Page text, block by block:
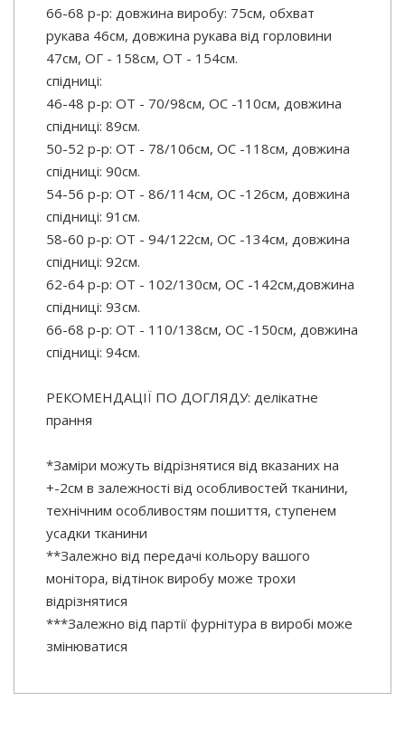
66-68 р-р: довжина виробу: 75см, обхват
рукава 46см, довжина рукава від горловини
47см, ОГ - 158см, ОТ - 154см.
спідниці:
46-48 р-р: ОТ - 70/98см, OC -110см, довжина
спідниці: 89см.
50-52 р-р: ОТ - 78/106см, OC -118см, довжина
спідниці: 90см.
54-56 р-р: ОТ - 86/114см, OC -126см, довжина
спідниці: 91см.
58-60 р-р: ОТ - 94/122см, OC -134см, довжина
спідниці: 92см.
62-64 р-р: ОТ - 102/130см, ОС -142см,довжина
спідниці: 93см.
66-68 р-р: ОТ - 110/138см, OC -150см, довжина
спідниці: 94см.
РЕКОМЕНДАЦІЇ ПО ДОГЛЯДУ: делікатне
прання
*Заміри можуть відрізнятися від вказаних на
+-2см в залежності від особливостей тканини,
технічним особливостям пошиття, ступенем
усадки тканини
**Залежно від передачі кольору вашого
монітора, відтінок виробу може трохи
відрізнятися
***Залежно від партії фурнітура в виробі може
змінюватися